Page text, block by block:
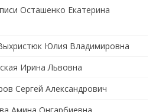
Осташенко Екатерина
Юлия Владимировна
Ирина Львовна
Сергей Александрович